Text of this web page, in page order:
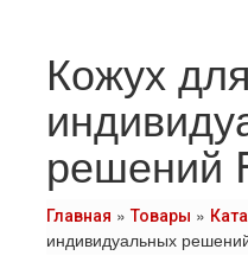
Кожух для
решений
Главная »Товары »
индивидуальных